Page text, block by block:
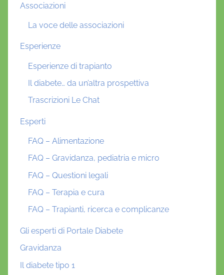
Associazioni
La voce delle associazioni
Esperienze
Esperienze di trapianto
Il diabete… da un’altra prospettiva
Trascrizioni Le Chat
Esperti
FAQ – Alimentazione
FAQ – Gravidanza, pediatria e micro
FAQ – Questioni legali
FAQ – Terapia e cura
FAQ – Trapianti, ricerca e complicanze
Gli esperti di Portale Diabete
Gravidanza
Il diabete tipo 1